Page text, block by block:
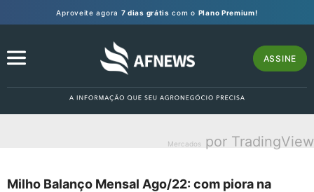
Aproveite agora 7 dias grátis com o Plano Premium!
ASSINE
Mercados por TradingView
Milho Balanço Mensal Ago/22: com piora na